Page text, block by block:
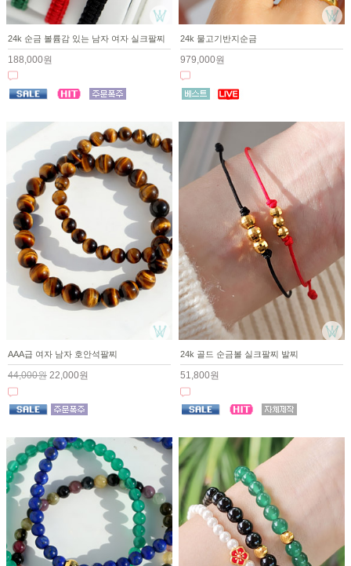
24k 순금 볼륨감 있는 남자 여자 실크팔찌
188,000원
24k 물고기반지순금
979,000원
AAA급 여자 남자 호안석팔찌
44,000원 22,000원
24k 골드 순금볼 실크팔찌 발찌
51,800원